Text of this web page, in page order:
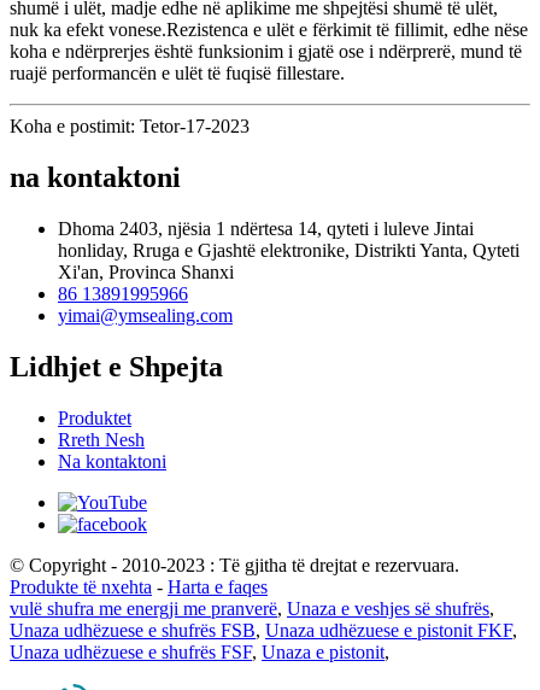
shumë i ulët, madje edhe në aplikime me shpejtësi shumë të ulët,
nuk ka efekt vonese.Rezistenca e ulët e fërkimit të fillimit, edhe nëse
koha e ndërprerjes është funksionim i gjatë ose i ndërprerë, mund të
ruajë performancën e ulët të fuqisë fillestare.
Koha e postimit: Tetor-17-2023
na kontaktoni
Dhoma 2403, njësia 1 ndërtesa 14, qyteti i luleve Jintai
honliday, Rruga e Gjashtë elektronike, Distrikti Yanta, Qyteti
Xi'an, Provinca Shanxi
86 13891995966
yimai@ymsealing.com
Lidhjet e Shpejta
Produktet
Rreth Nesh
Na kontaktoni
© Copyright - 2010-2023 : Të gjitha të drejtat e rezervuara.
Produkte të nxehta - Harta e faqes
vulë shufra me energji me pranverë, Unaza e veshjes së shufrës,
Unaza udhëzuese e shufrës FSB, Unaza udhëzuese e pistonit FKF,
Unaza udhëzuese e shufrës FSF, Unaza e pistonit,